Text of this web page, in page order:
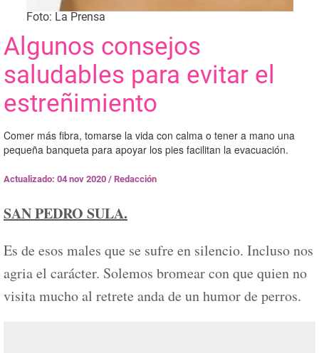
Foto: La Prensa
Algunos consejos
saludables para evitar el
estreñimiento
Comer más fibra, tomarse la vida con calma o tener a mano una
pequeña banqueta para apoyar los pies facilitan la evacuación.
Actualizado: 04 nov 2020 / Redacción
SAN PEDRO SULA.
Es de esos males que se sufre en silencio. Incluso nos
agria el carácter. Solemos bromear con que quien no
visita mucho al retrete anda de un humor de perros.